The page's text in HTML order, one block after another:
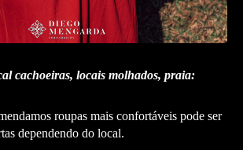
cachoeiras, locais molhados, praia:
roupas mais confortáveis pode ser
dependendo do local.